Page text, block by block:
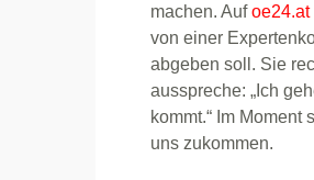
machen. Aufoe24.at
von einer
abgeben soll. Sie
ausspreche: „Ich
kommt.“ Im
uns zukommen.